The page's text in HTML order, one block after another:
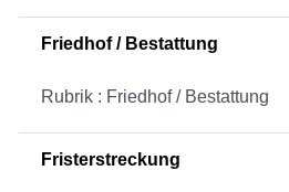
Friedhof / Bestattung
Rubrik : Friedhof / Bestattung
Fristerstreckung